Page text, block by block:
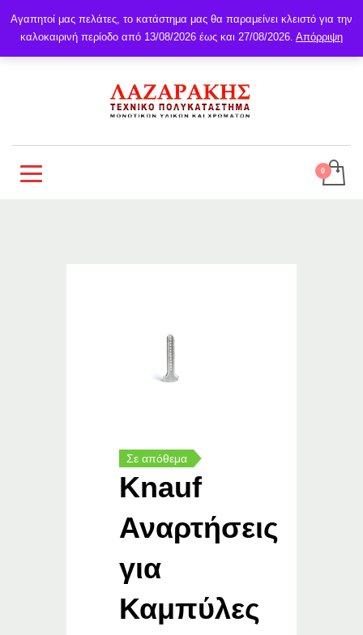
Σε απόθεμα
Knauf
Αναρτήσεις
για
Καμπύλες
Αγαπητοί μας πελάτες, το κατάστημα μας θα παραμείνει κλειστό για την
καλοκαιρινή περίοδο από 13/08/2026 έως και 27/08/2026. Απόρριψη